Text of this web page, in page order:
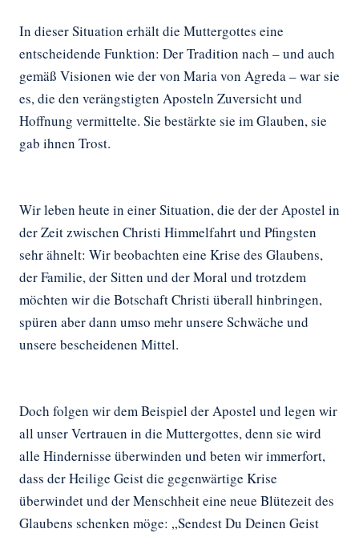
In dieser Situation erhält die Muttergottes eine
entscheidende Funktion: Der Tradition nach – und auch
gemäß Visionen wie der von Maria von Agreda – war sie
es, die den verängstigten Aposteln Zuversicht und
Hoffnung vermittelte. Sie bestärkte sie im Glauben, sie
gab ihnen Trost.
Wir leben heute in einer Situation, die der der Apostel in
der Zeit zwischen Christi Himmelfahrt und Pfingsten
sehr ähnelt: Wir beobachten eine Krise des Glaubens,
der Familie, der Sitten und der Moral und trotzdem
möchten wir die Botschaft Christi überall hinbringen,
spüren aber dann umso mehr unsere Schwäche und
unsere bescheidenen Mittel.
Doch folgen wir dem Beispiel der Apostel und legen wir
all unser Vertrauen in die Muttergottes, denn sie wird
alle Hindernisse überwinden und beten wir immerfort,
dass der Heilige Geist die gegenwärtige Krise
überwindet und der Menschheit eine neue Blütezeit des
Glaubens schenken möge: „Sendest Du Deinen Geist